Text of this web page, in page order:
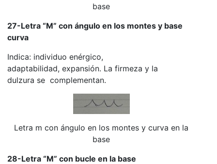
base
27-Letra “M” con ángulo en los montes y base
curva
Indica: individuo enérgico,
adaptabilidad, expansión. La firmeza y la
dulzura se complementan.
Letra m con ángulo en los montes y curva en la
base
28-Letra “M” con bucle en la base